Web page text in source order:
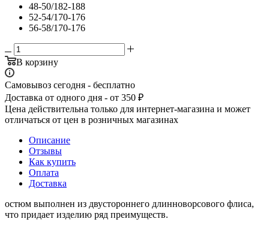
48-50/182-188
52-54/170-176
56-58/170-176
В корзину
Самовывоз сегодня - бесплатно
Доставка от одного дня - от 350 ₽
Цена действительна только для интернет-магазина и может
отличаться от цен в розничных магазинах
Описание
Отзывы
Как купить
Оплата
Доставка
остюм выполнен из двустороннего длинноворсового флиса,
что придает изделию ряд преимуществ.